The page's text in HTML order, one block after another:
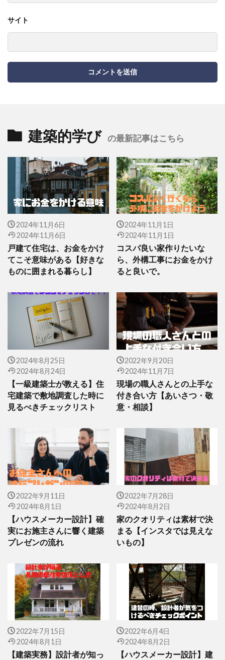
サイト
建築的学び の最新記事はこちら
2024年11月6日
2024年11月6日
戸建て住宅は、お金をかけ
てこそ意味がある【好きな
ものに囲まれる暮らし】
2024年11月1日
2024年11月1日
コスパ良い家作りたいな
ら、外構工事にお金をかけ
ると良いで。
2024年8月25日
2024年8月24日
【一級建築士が教える】住
宅建築で敷地調査した時に
見るべきチェックリスト
2022年9月20日
2024年11月7日
現場の職人さんとの上手な
付き合い方【あいさつ・敬
意・相談】
2022年9月11日
2024年8月1日
【ハウスメーカー設計】確
実にお施主さんに響く建築
プレゼンの流れ
2022年7月28日
2024年8月2日
家のクオリティは素材で決
まる【インスタでは見えな
いもの】
2022年7月15日
2024年8月1日
【建築実務】設計者が知っ
2022年6月4日
2024年8月2日
【ハウスメーカー設計】建